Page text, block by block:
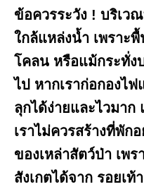
ข้อควรระวัง ! บริเว
ใกล้แหล่งน้ำ เพราะ
โคลน หรือแม้กระทั่ง
ไป หากเราก่อกองไ
ลุกได้ง่ายและไวมา
เราไม่ควรสร้างที่พัก
ของเหล่าสัตว์ป่า เพ
สังเกตได้จาก รอยเ